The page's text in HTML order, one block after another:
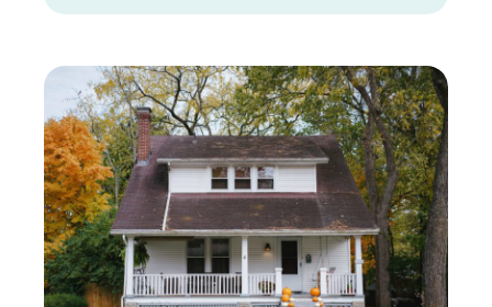
Concertation
:
Sonergia
révèle
sa
contribution